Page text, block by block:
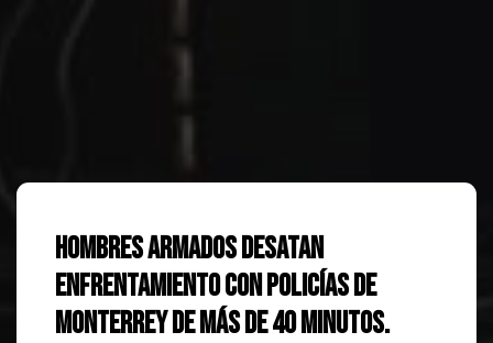
Hombres armados desatan
enfrentamiento con policías de
Monterrey de más de 40 minutos.